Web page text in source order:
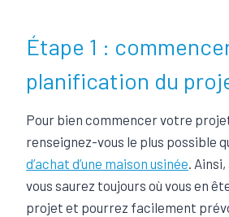
Étape 1 :
planification du
Pour bien commencer votre
renseignez-vous le plus possible
d’achat d’une maison usinée .
vous saurez toujours où vous en
projet et pourrez facilement